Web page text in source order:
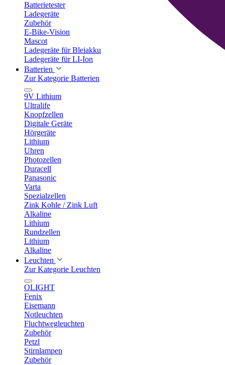
Batterietester
Ladegeräte
Zubehör
E-Bike-Vision
Mascot
Ladegeräte für Bleiakku
Ladegeräte für LI-Ion
Batterien
Zur Kategorie Batterien
9V Lithium
Ultralife
Knopfzellen
Digitale Geräte
Hörgeräte
Lithium
Uhren
Photozellen
Duracell
Panasonic
Varta
Spezialzellen
Zink Kohle / Zink Luft
Alkaline
Lithium
Rundzellen
Lithium
Alkaline
Leuchten
Zur Kategorie Leuchten
OLIGHT
Fenix
Eisemann
Notleuchten
Fluchtwegleuchten
Zubehör
Petzl
Stirnlampen
Zubehör